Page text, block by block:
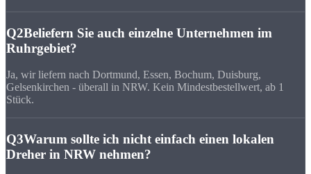
Q2Beliefern Sie auch einzelne Unternehmen im
Ruhrgebiet?
Ja, wir liefern nach Dortmund, Essen, Bochum, Duisburg,
Gelsenkirchen - überall in NRW. Kein Mindestbestellwert, ab 1
Stück.
Q3Warum sollte ich nicht einfach einen lokalen
Dreher in NRW nehmen?